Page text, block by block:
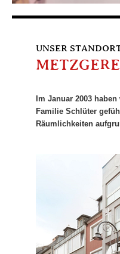
UNSER
Im Januar 2003
Familie Schlüter
Räumlichkeiten